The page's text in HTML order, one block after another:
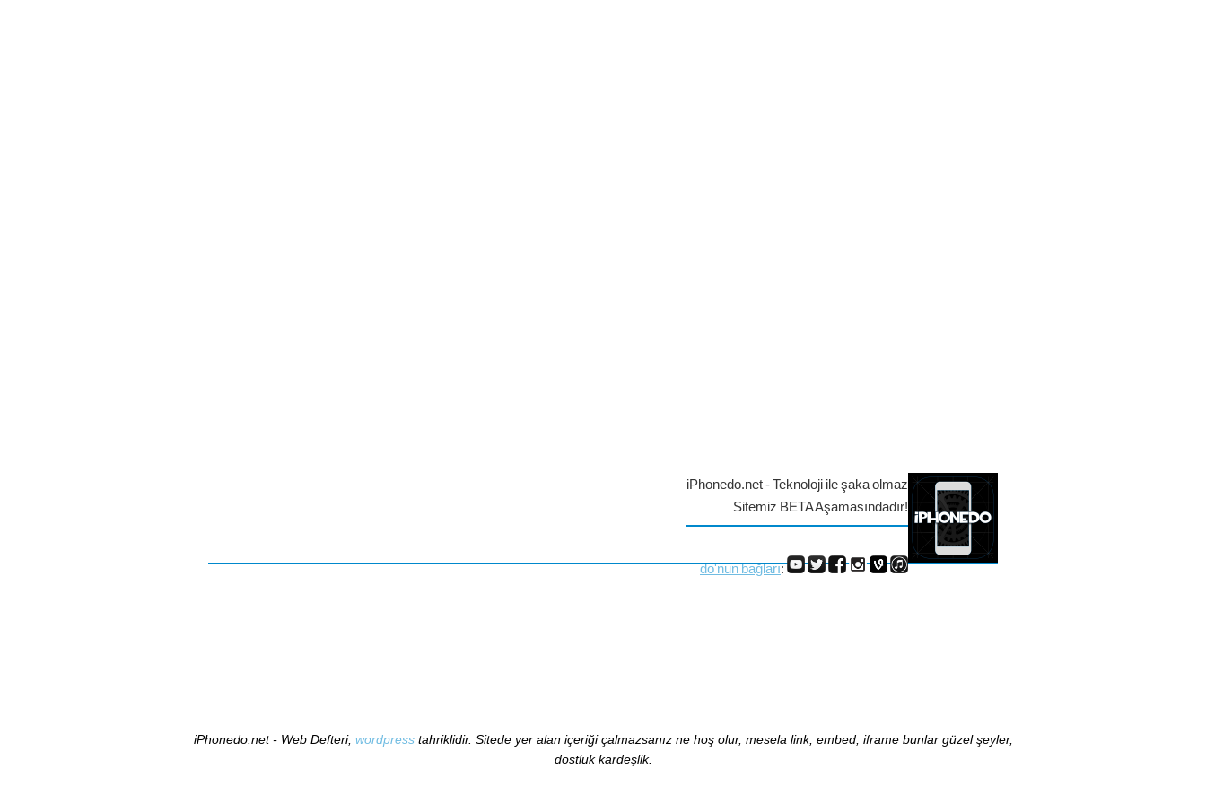
iPhonedo.net - Teknoloji ile şaka olmaz
Sitemiz BETA Aşamasındadır!
do'nun bağları:
iPhonedo.net - Web Defteri, wordpresstahriklidir. Sitede yer alan içeriği çalmazsanız ne hoş olur, mesela link, embed, iframe bunlar güzel şeyler,
dostluk kardeşlik.